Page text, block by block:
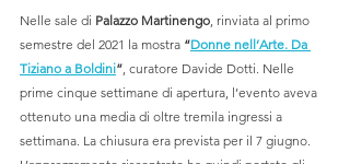
Nelle sale di Palazzo Martinengo, rinviata al primo
semestre del 2021 la mostra “Donne nell’Arte. Da
Tiziano a Boldini”, curatore Davide Dotti. Nelle
prime cinque settimane di apertura, l’evento aveva
ottenuto una media di oltre tremila ingressi a
settimana. La chiusura era prevista per il 7 giugno.